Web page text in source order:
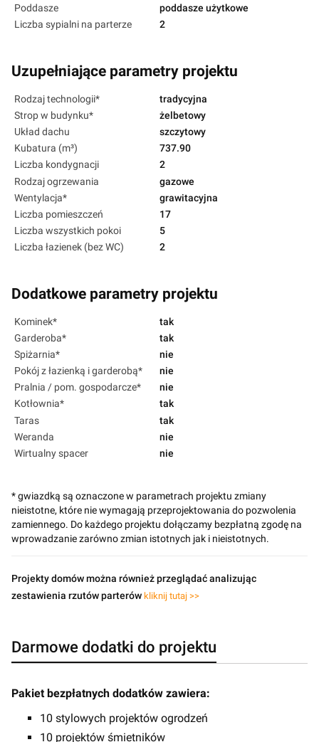
Poddasze
poddasze użytkowe
Liczba sypialni na parterze
2
Uzupełniające parametry projektu
Rodzaj technologii*
tradycyjna
Strop w budynku*
żelbetowy
Układ dachu
szczytowy
Kubatura (m³)
737.90
Liczba kondygnacji
2
Rodzaj ogrzewania
gazowe
Wentylacja*
grawitacyjna
Liczba pomieszczeń
17
Liczba wszystkich pokoi
5
Liczba łazienek (bez WC)
2
Dodatkowe parametry projektu
Kominek*
tak
Garderoba*
tak
Spiżarnia*
nie
Pokój z łazienką i garderobą*
nie
Pralnia / pom. gospodarcze*
nie
Kotłownia*
tak
Taras
tak
Weranda
nie
Wirtualny spacer
nie
* gwiazdką są oznaczone w parametrach projektu zmiany
nieistotne, które nie wymagają przeprojektowania do pozwolenia
zamiennego. Do każdego projektu dołączamy bezpłatną zgodę na
wprowadzanie zarówno zmian istotnych jak i nieistotnych.
Projekty domów można również przeglądać analizując
zestawienia rzutów parterów kliknij tutaj >>
Darmowe dodatki do projektu
Pakiet bezpłatnych dodatków zawiera:
10 stylowych projektów ogrodzeń
10 projektów śmietników